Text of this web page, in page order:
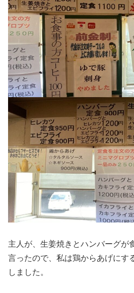
主人が、生姜焼きとハンバーグが
言ったので、私は鶏からあげにす
しました。